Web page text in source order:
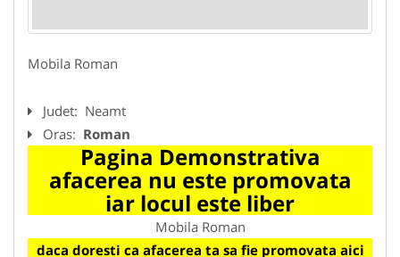
Mobila Roman
Judet: Neamt
Oras: Roman
Pagina Demonstrativa
afacerea nu este promovata
iar locul este liber
Mobila Roman
daca doresti ca afacerea ta sa fie promovata aici